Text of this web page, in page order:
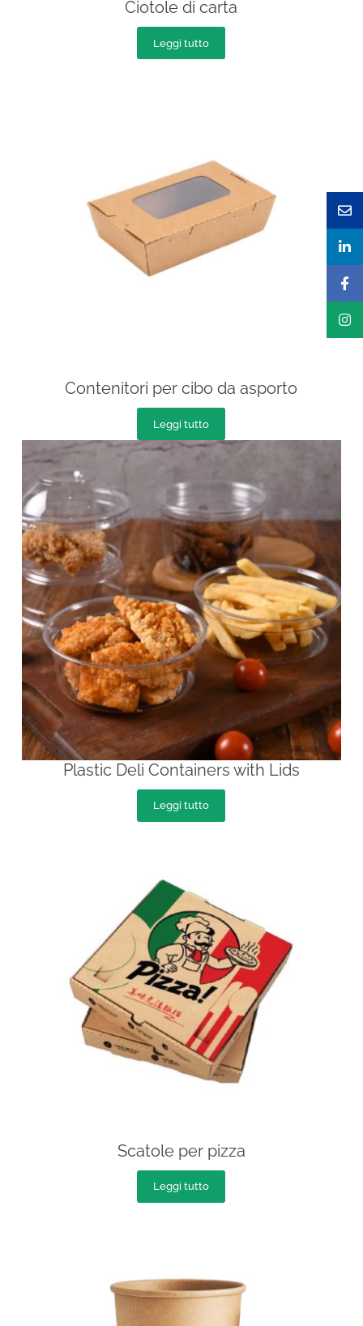
Ciotole di carta
Leggi tutto
Contenitori per cibo da asporto
Leggi tutto
Plastic Deli Containers with Lids
Leggi tutto
Scatole per pizza
Leggi tutto